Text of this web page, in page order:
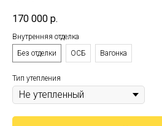
170 000 р.
Внутренняя отделка
Без отделки
ОСБ Вагонка
Тип утепления